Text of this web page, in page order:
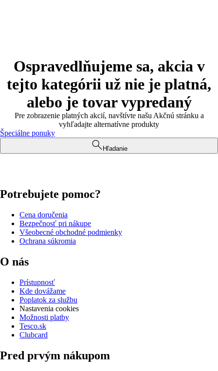
Ospravedlňujeme sa, akcia v
tejto kategórii už nie je platná,
alebo je tovar vypredaný
Pre zobrazenie platných akcií, navštívte našu Akčnú stránku a
vyhľadajte alternatívne produkty
Špeciálne ponuky
Hľadanie
Potrebujete pomoc?
Cena doručenia
Bezpečnosť pri nákupe
Všeobecné obchodné podmienky
Ochrana súkromia
O nás
Prístupnosť
Kde dovážame
Poplatok za službu
Nastavenia cookies
Možnosti platby
Tesco.sk
Clubcard
Pred prvým nákupom